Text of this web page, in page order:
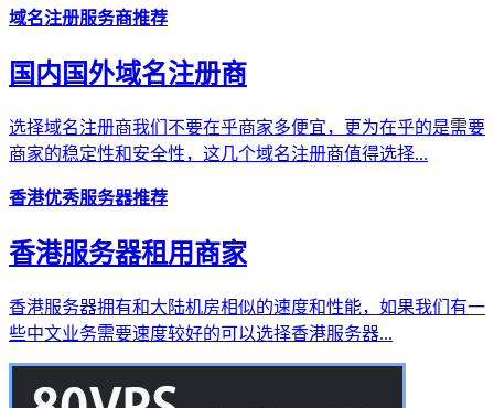
域名注册服务商推荐
国内国外域名注册商
选择域名注册商我们不要在乎商家多便宜，更为在乎的是需要
商家的稳定性和安全性，这几个域名注册商值得选择...
香港优秀服务器推荐
香港服务器租用商家
香港服务器拥有和大陆机房相似的速度和性能，如果我们有一
些中文业务需要速度较好的可以选择香港服务器...